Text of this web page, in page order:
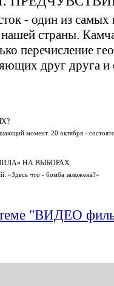
- один из самых
страны.
перечисление
друг друга
момент. 20 октября -
НА ВЫБОРАХ
«Здесь что - бомба заложена?»
теме "ВИДЕО